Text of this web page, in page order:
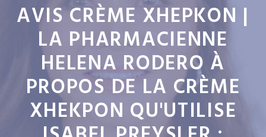
AVIS CRÈME XHEPKON |
LA PHARMACIENNE
HELENA RODERO À
PROPOS DE LA CRÈME
XHEKPON QU'UTILISE